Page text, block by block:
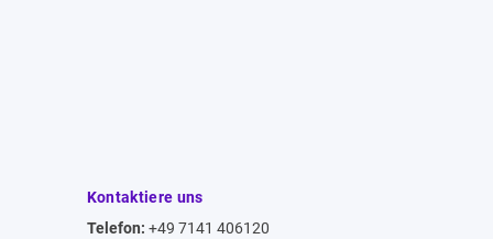
Kontaktiere uns
Telefon: +49 7141 406120